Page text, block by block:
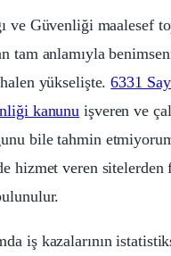
ve Güvenliği maalesef
tam anlamıyla
halen yükselişte.6331
kanunu işveren ve
bile tahmin
hizmet veren sitelerden
iş kazalarının